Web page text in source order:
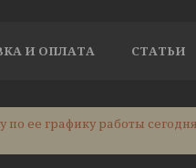
И ОПЛАТА СТАТЬИ
ее графику работы